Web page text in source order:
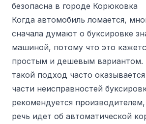
безопасна в городе Корюковка
Когда автомобиль ломается,
сначала думают о буксировке
машиной, потому что это
простым и дешевым вариантом.
такой подход часто
части неисправностей
рекомендуется
речь идет об автоматической